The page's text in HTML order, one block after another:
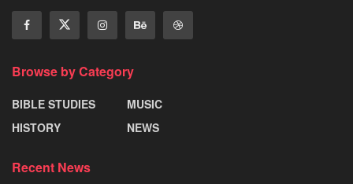
Browse by Category
BIBLE STUDIES
HISTORY
MUSIC
NEWS
Recent News